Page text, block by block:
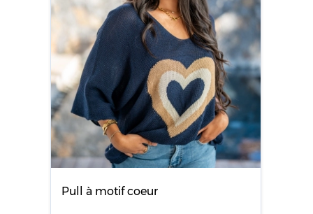
Pull à motif coeur